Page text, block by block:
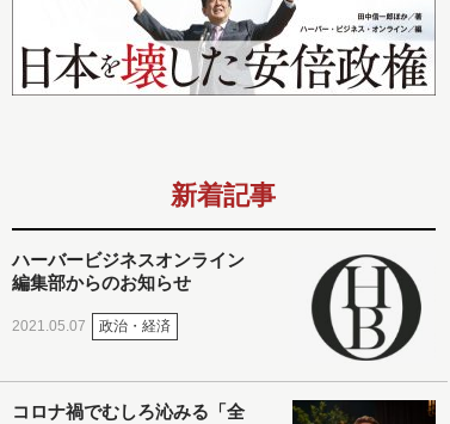
新着記事
ハーバービジネスオンライン
編集部からのお知らせ
2021.05.07 政治・経済
コロナ禍でむしろ沁みる「全